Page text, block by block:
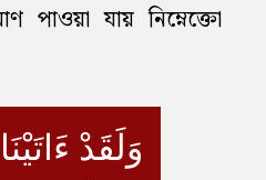
পাওয়া যায় নিম্নেক্তো
وَلَقَدْ